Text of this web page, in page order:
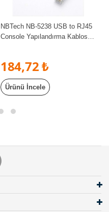
NBTech NB-5238 USB to RJ45
Console Yapılandırma Kablosu -
184,72 ₺
Ürünü İncele